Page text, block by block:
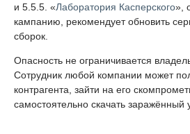
и 5.5.5. «Лаборатория Касперского»,
кампанию, рекомендует обновить
сборок.
Опасность не ограничивается
Сотрудник любой компании может
контрагента, зайти на его
самостоятельно скачать заражённый